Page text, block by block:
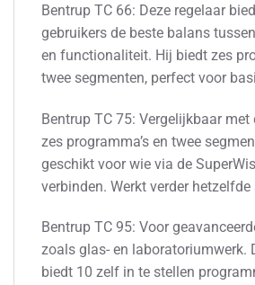
Bentrup TC 66: Deze regelaar
gebruikers de beste balans
en functionaliteit. Hij biedt zes
twee segmenten, perfect voor
Bentrup TC 75: Vergelijkbaar met
zes programma’s en twee
geschikt voor wie via de
verbinden. Werkt verder hetzelfde
Bentrup TC 95: Voor
zoals glas- en laboratoriumwerk.
biedt 10 zelf in te stellen